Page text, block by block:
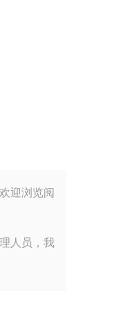
迎浏览阅
人员，我